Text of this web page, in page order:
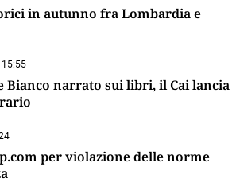
in autunno fra Lombardia e
Bianco narrato sui libri, il Cai lancia
per violazione delle norme